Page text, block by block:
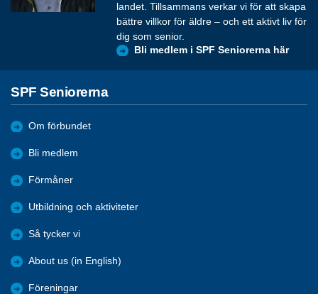
landet. Tillsammans verkar vi för att skapa
bättre villkor för äldre – och ett aktivt liv för
dig som senior.
Bli medlem i SPF Seniorerna här
SPF Seniorerna
Om förbundet
Bli medlem
Förmåner
Utbildning och aktiviteter
Så tycker vi
About us (in English)
Föreningar